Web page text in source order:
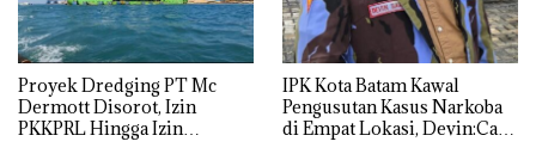
Proyek Dredging PT Mc
Dermott Disorot, Izin
PKKPRL Hingga Izin
IPK Kota Batam Kawal
Pengusutan Kasus Narkoba
di Empat Lokasi, Devin:Cari